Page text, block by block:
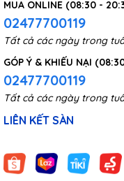
MUA ONLINE (08:30 -
02477700119
Tất cả các ngày trong
GÓP Ý & KHIẾU NẠI
02477700119
Tất cả các ngày trong
LIÊN KẾT SÀN